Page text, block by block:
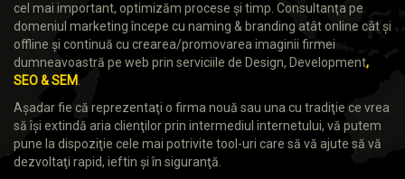
cel mai important, optimizăm procese şi timp. Consultanţa pe
domeniul marketing începe cu naming & branding atât online cât şi
offline şi continuă cu crearea/promovarea imaginii firmei
dumneavoastră pe web prin serviciile de Design, Development,
SEO & SEM.
Aşadar fie că reprezentaţi o firma nouă sau una cu tradiţie ce vrea
să îşi extindă aria clienţilor prin intermediul internetului, vă putem
pune la dispoziţie cele mai potrivite tool-uri care să vă ajute să vă
dezvoltaţi rapid, ieftin şi în siguranţă.